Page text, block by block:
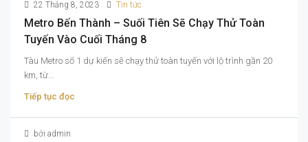
22 Tháng 8, 2023 Tin tức
Metro Bến Thành – Suối Tiên Sẽ Chạy Thử Toàn
Tuyến Vào Cuối Tháng 8
Tàu Metro số 1 dự kiến sẽ chạy thử toàn tuyến với lộ trình gần 20
km, từ...
Tiếp tục đọc
bởi admin